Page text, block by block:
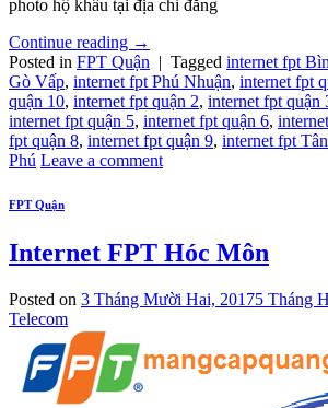
photo hộ khẩu tại địa chỉ đăng
Continue reading →
Posted in FPT Quận | Tagged internet fpt
Gò Vấp, internet fpt Phú Nhuận, internet fpt
quận 10, internet fpt quận 2, internet fpt quận
internet fpt quận 5, internet fpt quận 6,
fpt quận 8, internet fpt quận 9, internet fpt
Phú Leave a comment
FPT Quận
Internet FPT Hóc Môn
Posted on 3 Tháng Mười Hai, 20175 Tháng
Telecom